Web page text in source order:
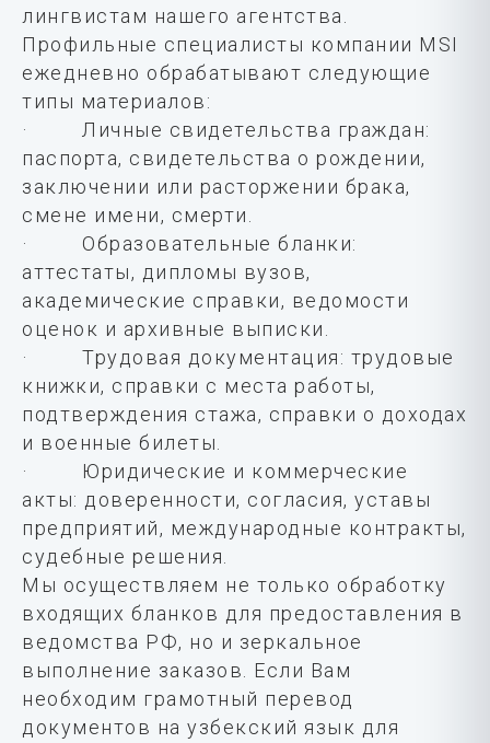
лингвистам нашего агентства.
Профильные специалисты компании MSI
ежедневно обрабатывают следующие
типы материалов:
· Личные свидетельства граждан:
паспорта, свидетельства о рождении,
заключении или расторжении брака,
смене имени, смерти.
· Образовательные бланки:
аттестаты, дипломы вузов,
академические справки, ведомости
оценок и архивные выписки.
· Трудовая документация: трудовые
книжки, справки с места работы,
подтверждения стажа, справки о доходах
и военные билеты.
· Юридические и коммерческие
акты: доверенности, согласия, уставы
предприятий, международные контракты,
судебные решения.
Мы осуществляем не только обработку
входящих бланков для предоставления в
ведомства РФ, но и зеркальное
выполнение заказов. Если Вам
необходим грамотный перевод
документов на узбекский язык для